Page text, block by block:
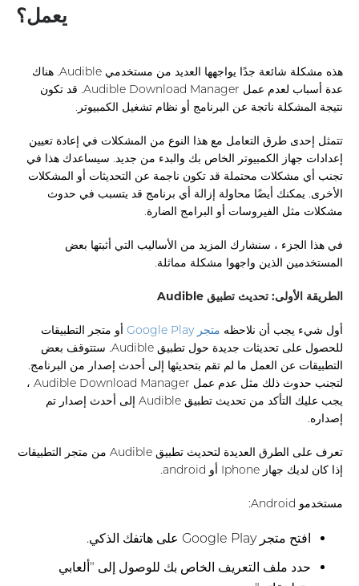
يعمل؟
هذه مشكلة شائعة جدًا يواجهها العديد من مستخدمي Audible. هناك
عدة أسباب لعدم عمل Audible Download Manager. قد تكون
نتيجة المشكلة ناتجة عن البرنامج أو نظام تشغيل الكمبيوتر.
تتمثل إحدى طرق التعامل مع هذا النوع من المشكلات في إعادة تعيين
إعدادات جهاز الكمبيوتر الخاص بك والبدء من جديد. سيساعدك هذا في
تجنب أي مشكلات محتملة قد تكون ناجمة عن التحديثات أو المشكلات
الأخرى. يمكنك أيضًا محاولة إزالة أي برنامج قد يتسبب في حدوث
مشكلات مثل الفيروسات أو البرامج الضارة.
في هذا الجزء ، سنشارك المزيد من الأساليب التي أثبتها بعض
المستخدمين الذين واجهوا مشكلة مماثلة.
الطريقة الأولى: تحديث تطبيق Audible
أول شيء يجب أن نلاحظه متجر Google Play
أو متجر التطبيقات
للحصول على تحديثات جديدة حول تطبيق Audible. ستتوقف بعض
التطبيقات عن العمل ما لم تقم بتحديثها إلى أحدث إصدار من البرنامج.
لتجنب حدوث ذلك مثل عدم عمل Audible Download Manager ،
يجب عليك التأكد من تحديث تطبيق Audible إلى أحدث إصدار تم
إصداره.
تعرف على الطرق العديدة لتحديث تطبيق Audible من متجر التطبيقات
إذا كان لديك جهاز Iphone أو android.
مستخدمو Android:
افتح متجر Google Play على هاتفك الذكي.
حدد ملف التعريف الخاص بك للوصول إلى "ألعابي